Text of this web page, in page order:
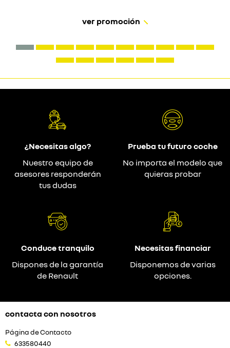
ver promoción
¿Necesitas algo?
Nuestro equipo de
asesores responderán
tus dudas
Prueba tu futuro coche
No importa el modelo que
quieras probar
Conduce tranquilo
Dispones de la garantía
de Renault
Necesitas financiar
Disponemos de varias
opciones.
contacta con nosotros
Página de Contacto
633580440